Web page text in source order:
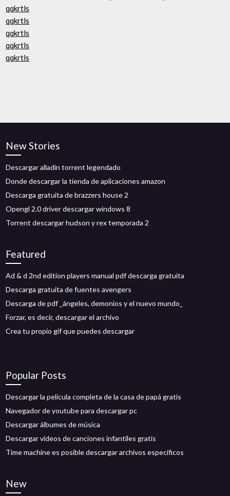
qqkrtls
qqkrtls
qqkrtls
qqkrtls
qqkrtls
New Stories
Descargar alladin torrent legendado
Donde descargar la tienda de aplicaciones amazon
Descarga gratuita de brazzers house 2
Opengl 2.0 driver descargar windows 8
Torrent descargar hudson y rex temporada 2
Featured
Ad & d 2nd edition players manual pdf descarga gratuita
Descarga gratuita de fuentes avengers
Descarga de pdf _ángeles, demonios y el nuevo mundo_
Forzar, es decir, descargar el archivo
Crea tu propio gif que puedes descargar
Popular Posts
Descargar la película completa de la casa de papá gratis
Navegador de youtube para descargar pc
Descargar álbumes de música
Descargar videos de canciones infantiles gratis
Time machine es posible descargar archivos específicos
New